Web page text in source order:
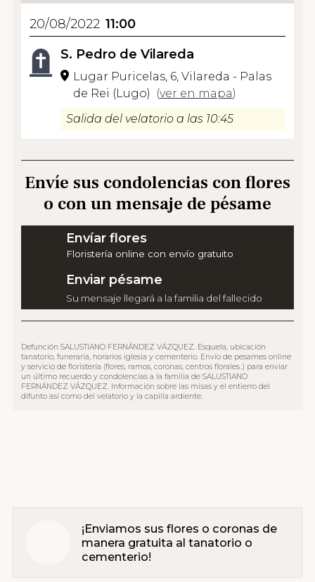
20/08/2022 11:00
S. Pedro de Vilareda
Lugar Puricelas, 6, Vilareda - Palas
de Rei (Lugo)
(ver en mapa)
Salida del velatorio a las 10:45
Envíe sus condolencias con flores
o con un mensaje de pésame
Envíar flores
Floristería online con envío gratuito
Enviar pésame
Su mensaje llegará a la familia del fallecido
Defunción SALUSTIANO FERNÁNDEZ VÁZQUEZ. Esquela, ubicación
tanatorio, funeraria, horarios iglesia y cementerio. Envío de pesames online
y servicio de floristería (flores, ramos, coronas, centros florales..) para enviar
un último recuerdo y condolencias a la familia de SALUSTIANO
FERNÁNDEZ VÁZQUEZ. Información sobre las misas y el entierro del
difunto así como del velatorio y la capilla ardiente.
¡Enviamos sus flores o coronas de
manera gratuita al tanatorio o
cementerio!